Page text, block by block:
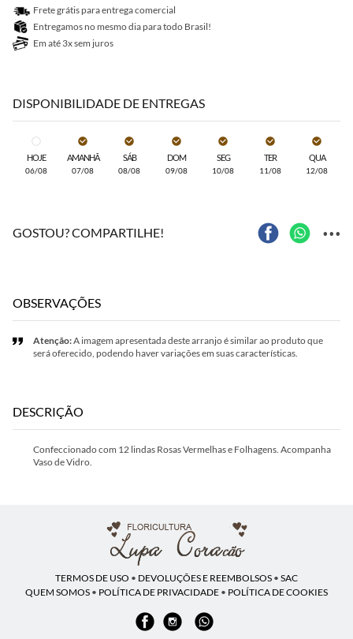
Frete grátis para entrega comercial
Entregamos no mesmo dia para todo Brasil!
Em até 3x sem juros
DISPONIBILIDADE DE ENTREGAS
HOJE
06/08
AMANHÃ
07/08
SÁB
08/08
DOM
09/08
SEG
10/08
TER
11/08
QUA
12/08
GOSTOU? COMPARTILHE! ...
OBSERVAÇÕES
Atenção:A imagem apresentada deste arranjo é similar ao produto que
será oferecido, podendo haver variações em suas características.
DESCRIÇÃO
Confeccionado com 12 lindas Rosas Vermelhas e Folhagens. Acompanha
Vaso de Vidro.
TERMOS DE USO • DEVOLUÇÕES E REEMBOLSOS • SAC
QUEM SOMOS • POLÍTICA DE PRIVACIDADE • POLÍTICA DE COOKIES